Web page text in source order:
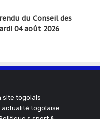
du Conseil des
04 août 2026
site togolais
togolaise